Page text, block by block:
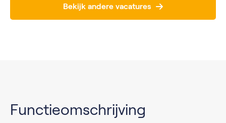
Bekijk andere vacatures
Functieomschrijving